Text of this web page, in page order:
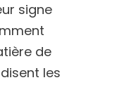
signe
de
les